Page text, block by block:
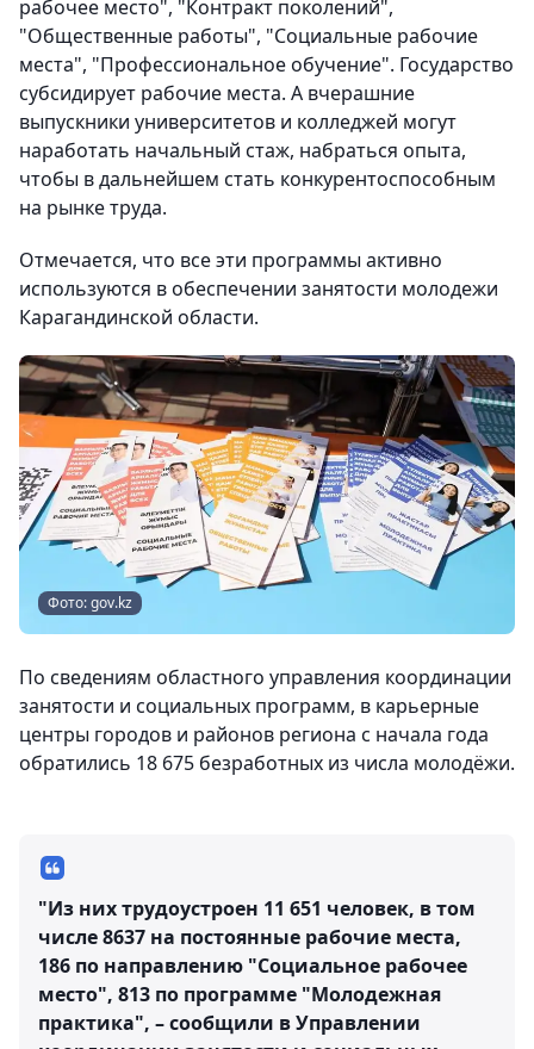
рабочее место", "Контракт поколений",
"Общественные работы", "Социальные рабочие
места", "Профессиональное обучение". Государство
субсидирует рабочие места. А вчерашние
выпускники университетов и колледжей могут
наработать начальный стаж, набраться опыта,
чтобы в дальнейшем стать конкурентоспособным
на рынке труда.
Отмечается, что все эти программы активно
используются в обеспечении занятости молодежи
Карагандинской области.
Фото: gov.kz
По сведениям областного управления координации
занятости и социальных программ, в карьерные
центры городов и районов региона с начала года
обратились 18 675 безработных из числа молодёжи.
"Из них трудоустроен 11 651 человек, в том
числе 8637 на постоянные рабочие места,
186 по направлению "Социальное рабочее
место", 813 по программе "Молодежная
практика", – сообщили в Управлении